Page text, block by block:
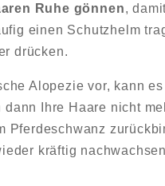
Ruhe gönnen,
einen Schutzhelm
drücken.
Alopezie vor, kann
dann Ihre Haare nicht
Pferdeschwanz
kräftig